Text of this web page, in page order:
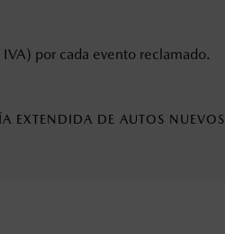
por cada evento reclamado.
EXTENDIDA DE AUTOS NUEVOS